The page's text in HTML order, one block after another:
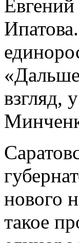
взгляд,
нового
такое